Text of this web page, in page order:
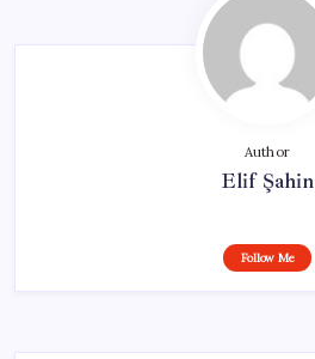
Author
Elif Şahin
Follow Me